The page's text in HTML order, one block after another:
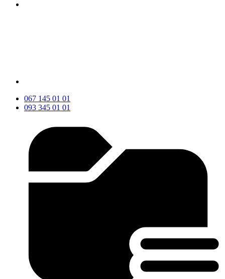
067 145 01 01
093 345 01 01